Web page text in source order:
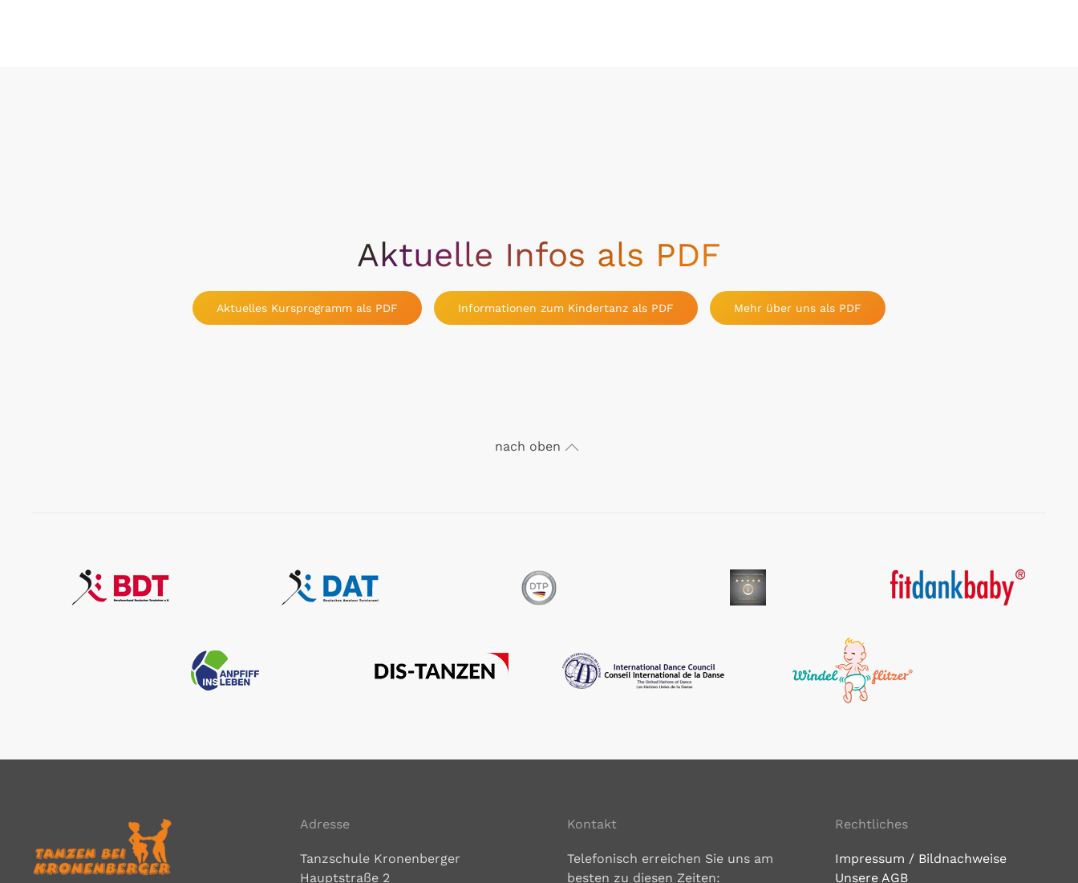
Aktuelle Infos als PDF
Aktuelles Kursprogramm als PDF Informationen zum Kindertanz als PDF Mehr über uns als PDF
nach oben
Adresse
Tanzschule Kronenberger
Hauptstraße 2
Kontakt
Telefonisch erreichen Sie uns am
besten zu diesen Zeiten:
Rechtliches
Impressum / Bildnachweise
Unsere AGB